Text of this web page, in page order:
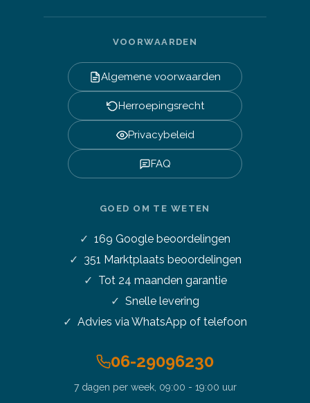
VOORWAARDEN
Algemene voorwaarden
Herroepingsrecht
Privacybeleid
FAQ
GOED OM TE WETEN
169 Google beoordelingen
351 Marktplaats beoordelingen
Tot 24 maanden garantie
Snelle levering
Advies via WhatsApp of telefoon
06-29096230
7 dagen per week, 09:00 - 19:00 uur
Stel je vraag over dit